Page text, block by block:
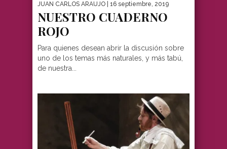
JUAN CARLOS ARAUJO | 16 septiembre, 2019
NUESTRO CUADERNO
ROJO
Para quienes desean abrir la discusión sobre
uno de los temas más naturales, y más tabú,
de nuestra...